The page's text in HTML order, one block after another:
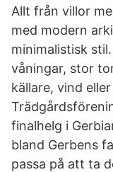
Allt från villor
med modern
minimalistisk
våningar, stor
källare, vind
finalhelg i
bland Gerbens
passa på att ta